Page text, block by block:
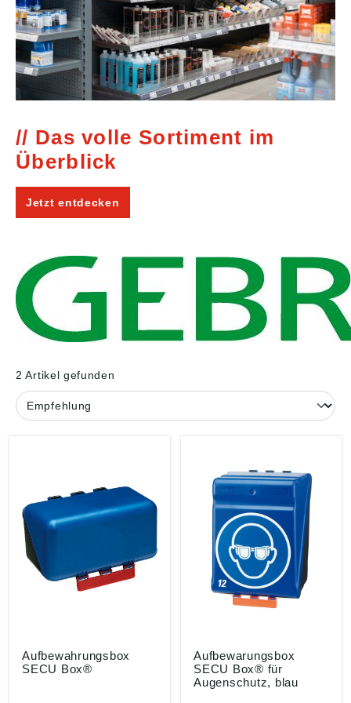
Das volle Sortiment im
Überblick
Jetzt entdecken
2 Artikel gefunden
Aufbewahrungsbox
SECU Box®
Aufbewarungsbox
SECU Box® für
Augenschutz, blau